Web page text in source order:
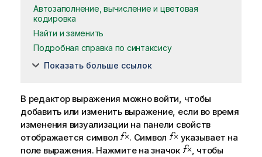
Автозаполнение, вычисление и цветовая
кодировка
Найти и заменить
Подробная справка по синтаксису
Показать больше ссылок
В редактор выражения можно войти, чтобы
добавить или изменить выражение, если во время
изменения визуализации на панели свойств
отображается символ
. Символ
указывает на
поле выражения. Нажмите на значок
, чтобы